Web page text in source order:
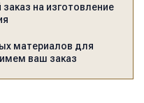
на изготовление
материалов для
ваш заказ